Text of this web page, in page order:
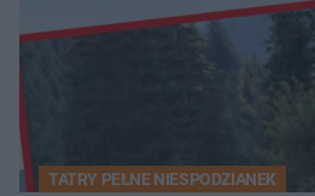
TATRY PEŁNE NIESPODZIANEK